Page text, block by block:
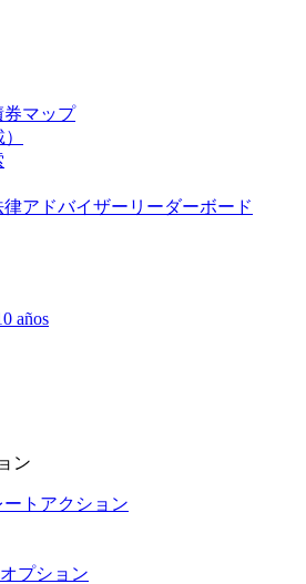
券マップ
アドバイザーリーダーボード
años
ン
トアクション
プション